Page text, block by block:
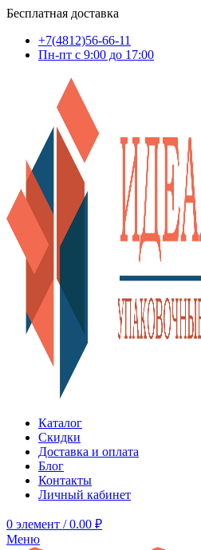
Бесплатная доставка
+7(4812)56-66-11
Пн-пт c 9:00 до 17:00
Каталог
Скидки
Доставка и оплата
Блог
Контакты
Личный кабинет
0 элемент / 0.00 ₽
Меню